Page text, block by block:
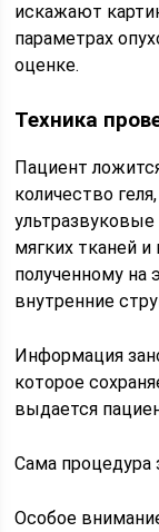
искажают
параметрах
оценке.
Техника
Пациент
количество
мягких тканей
полученному на
внутренние
Информация
которое
выдается
Сама процедура
Особое